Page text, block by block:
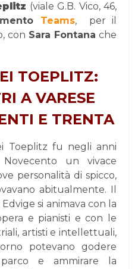
(viale G.B. Vico, 46,
Teams,
per il
con Sara Fontana che
TOEPLITZ:
A VARESE
E TRENTA
Toeplitz fu negli anni
un vivace
personalità di spicco,
abitualmente. Il
si animava con la
e pianisti e con le
artisti e intellettuali,
potevano godere
e ammirare la